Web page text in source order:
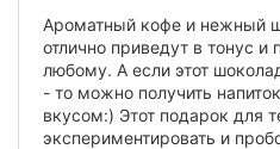
Ароматный кофе и нежный
отлично приведут в тонус и
любому. А если этот
- то можно получить
вкусом:) Этот подарок для
экспериментировать и